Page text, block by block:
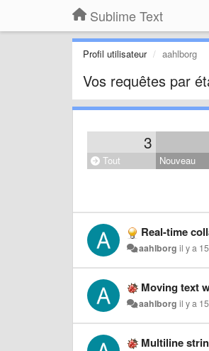
Sublime Text
Profil utilisateur aahlborg
Vos requêtes par
3
Tout Nouveau
Real-time
aahlborg il y a
Moving text
aahlborg il y a
Multiline